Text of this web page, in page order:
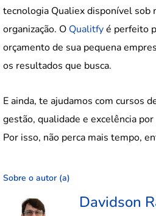
tecnologia Qualiex disponível sob
organização. O Qualitfyé perfeito
orçamento de sua pequena
os resultados que busca.
E ainda, te ajudamos com cursos
gestão, qualidade e excelência
Por isso, não perca mais tempo,
Sobre o autor (a)
Davidson